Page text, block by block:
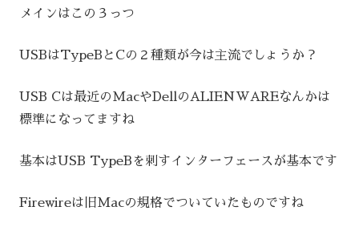
メインはこの３っつ
USBはTypeBとCの２種類が今は主流でしょうか？
USB Cは最近のMacやDellのALIENWAREなんかは
標準になってますね
基本はUSB TypeBを刺すインターフェースが基本です
Firewireは旧Macの規格でついていたものですね